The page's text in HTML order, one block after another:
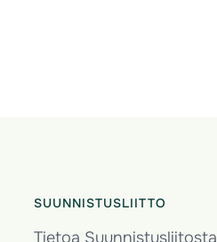
SUUNNISTUSLIITTO
Tietoa Suunnistusliitosta